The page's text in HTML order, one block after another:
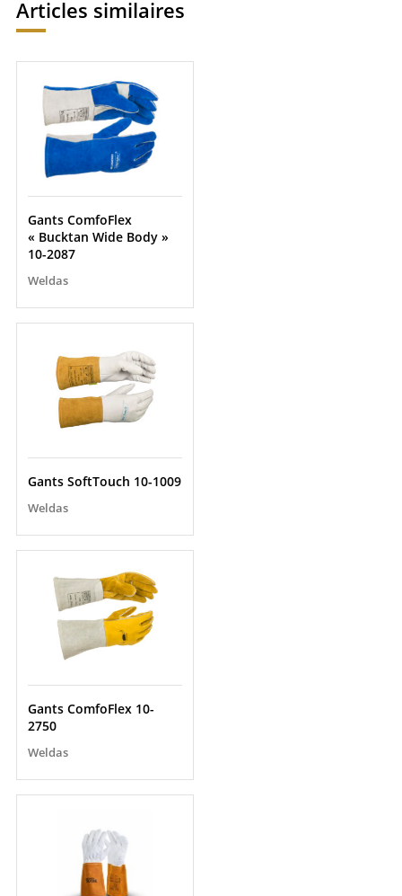
Articles similaires
Gants ComfoFlex
« Bucktan Wide Body »
10-2087
Weldas
Gants SoftTouch 10-1009
Weldas
Gants ComfoFlex 10-
2750
Weldas